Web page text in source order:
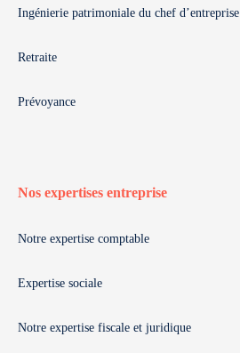
Ingénierie patrimoniale du chef d’entreprise
Retraite
Prévoyance
Nos expertises entreprise
Notre expertise comptable
Expertise sociale
Notre expertise fiscale et juridique